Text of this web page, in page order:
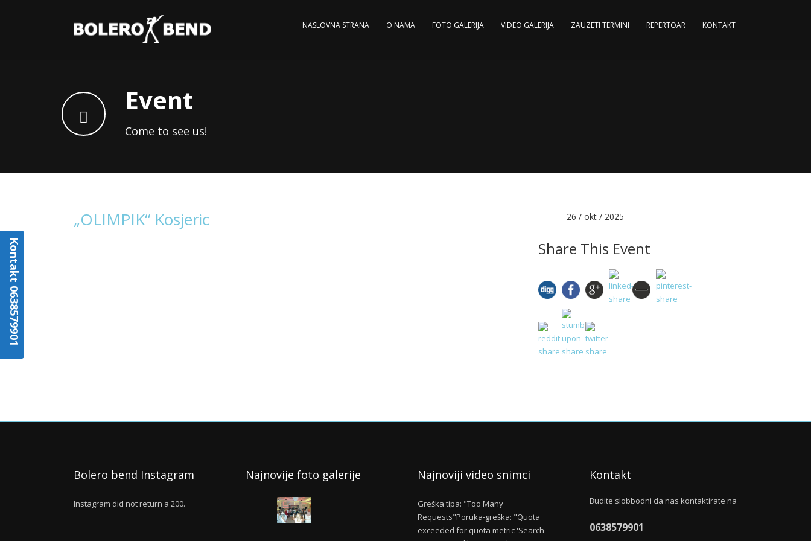
NASLOVNA STRANA O NAMA FOTO GALERIJA VIDEO GALERIJA ZAUZETI TERMINI REPERTOAR KONTAKT
Event
Come to see us!
26 / okt / 2025
Share This Event
„OLIMPIK“ Kosjeric
Bolero bend Instagram
Instagram did not return a 200.
Najnovije foto galerije Najnoviji video snimci
Greška tipa: "Too Many
Requests"Poruka-greška: "Quota
exceeded for quota metric 'Search
Kontakt
Budite slobbodni da nas kontaktirate na
0638579901
Kontakt 0638579901